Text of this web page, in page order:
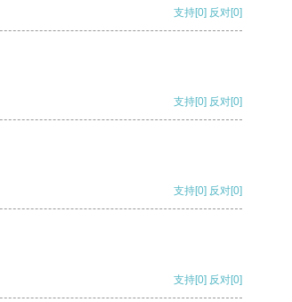
支持[0] 反对[0]
支持[0] 反对[0]
支持[0] 反对[0]
支持[0] 反对[0]